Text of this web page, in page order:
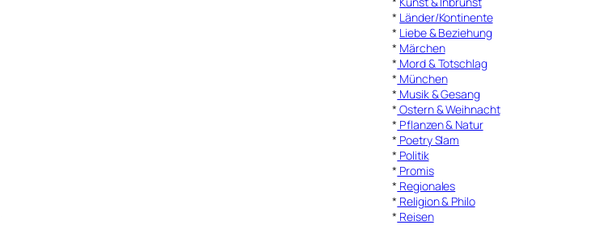
* Länder/Kontinente
* Liebe & Beziehung
* Märchen
* Mord & Totschlag
* München
* Musik & Gesang
* Ostern & Weihnacht
* Pflanzen & Natur
* Poetry Slam
* Politik
* Promis
* Regionales
* Religion & Philo
* Reisen